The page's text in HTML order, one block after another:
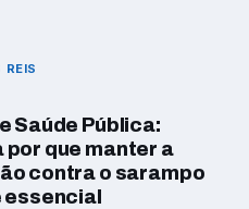
REIS
Saúde Pública:
por que manter a
contra o sarampo
essencial